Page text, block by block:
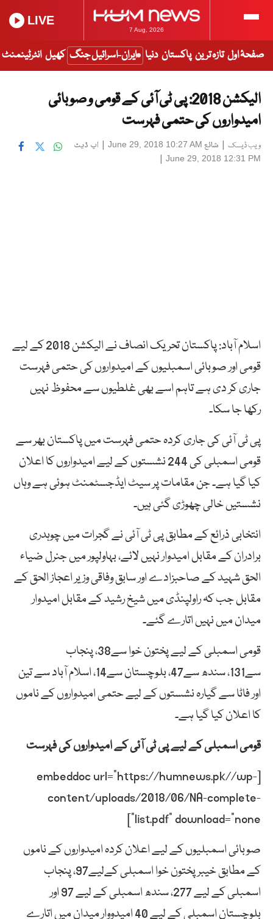
7 Aug, 2026
LIVE
صفحۂ اول تازہ ترین پاکستان دنیا ایران-اسرائیل جنگ کھیل انٹرٹینمنٹ
الیکشن 2018: پی ٹی آئی کے قومی و صوبائی
امیدواروں کی حتمی فہرست
ویب ڈیسک | شائع June 29, 2018 10:27 AM
| اپ ڈیٹ
June 29, 2018 12:31 PM
|
اسلام آباد: پاکستان تحریک انصاف نے الیکشن 2018 کے لیے
قومی اور صوبائی اسمبلیوں کے امیدواروں کی حتمی فہرست
جاری کر دی ہے تاہم اسے بھی غلطیوں سے محفوظ نہیں
رکھا جا سکا۔
پی ٹی آئی کی جاری کردہ حتمی فہرست میں پاکستان بھر سے
قومی اسمبلی کی 244 نشستوں کے لیے امیدواروں کا اعلان
کیا گیا ہے۔ جن مقامات پر سیٹ ایڈجسٹمنٹ ہوئی ہے وہاں
نشستیں خالی چھوڑی گئی ہیں۔
انتخابی ذرائع کے مطابق پی ٹی آئی نے گجرات میں چوہدری
برادران کے مقابل امیدوار نہیں لائے، بہاولپور میں جنرل ضیاء
الحق شہید کے صاحبزادے اور سابق وفاقی وزیر اعجاز الحق کے
مقابل جب کہ راولپنڈی میں شیخ رشید کے مقابل امیدوار
میدان میں نہیں اتارے گئے۔
قومی اسمبلی کے لیے پختون خوا سے38، پنجاب
سے131، سندھ سے47، بلوچستان سے14، اسلام آباد سے تین
اور فاٹا سے گیارہ نشستوں کے لیے حتمی امیدواروں کے ناموں
کا اعلان کیا گیا ہے۔
قومی اسمبلی کے لیے پی ٹی آئی کے امیدواروں کی فہرست
[embeddoc url=”https://humnews.pk//wp-
content/uploads/2018/06/NA-complete-
list.pdf” download=”none”]
صوبائی اسمبلیوں کے لیے اعلان کردہ امیدواروں کے ناموں
کے مطابق خیبر پختون خوا اسمبلی کےلیے97، پنجاب
اسمبلی کے لیے 277، سندھ اسمبلی کے لیے 97 اور
بلوچستان اسمبلی کے لیے 40 امیدووار میدان میں اتارے